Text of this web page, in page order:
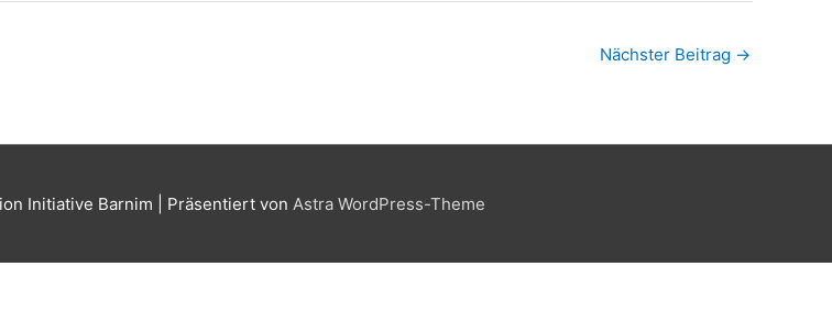
Nächster Beitrag →
Initiative Barnim | Präsentiert von Astra WordPress-Theme